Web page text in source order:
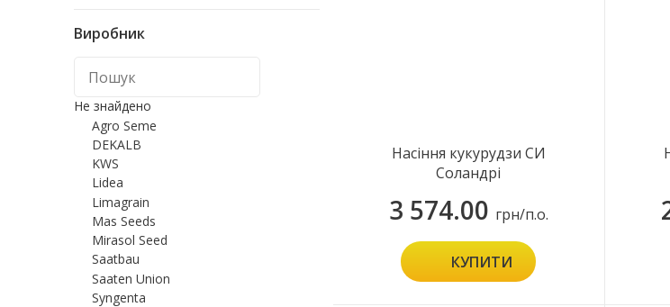
Виробник
Не знайдено
Agro Seme
DEKALB
KWS
Lidea
Limagrain
Mas Seeds
Mirasol Seed
Saatbau
Saaten Union
Syngenta
Насіння кукурудзи СИ
Соландрі
3 574.00 грн/п.о.
КУПИТИ